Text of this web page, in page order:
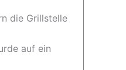
die Grillstelle
auf ein